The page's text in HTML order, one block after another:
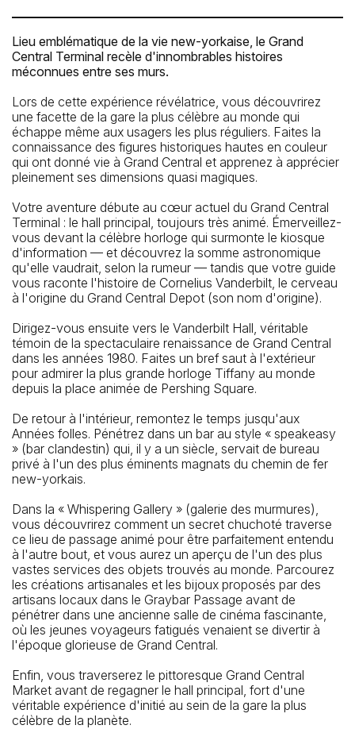
La station de métro la plus proche
Grand Central-42 St
L'arrêt de bus le plus proche
E 42 St/Park Av
Lieu emblématique de la vie new-yorkaise, le Grand
Central Terminal recèle d'innombrables histoires
méconnues entre ses murs.
Lors de cette expérience révélatrice, vous découvrirez
une facette de la gare la plus célèbre au monde qui
échappe même aux usagers les plus réguliers. Faites la
connaissance des figures historiques hautes en couleur
qui ont donné vie à Grand Central et apprenez à apprécier
pleinement ses dimensions quasi magiques.
Votre aventure débute au cœur actuel du Grand Central
Terminal : le hall principal, toujours très animé. Émerveillez-
vous devant la célèbre horloge qui surmonte le kiosque
d'information — et découvrez la somme astronomique
qu'elle vaudrait, selon la rumeur — tandis que votre guide
vous raconte l'histoire de Cornelius Vanderbilt, le cerveau
à l'origine du Grand Central Depot (son nom d'origine).
Dirigez-vous ensuite vers le Vanderbilt Hall, véritable
témoin de la spectaculaire renaissance de Grand Central
dans les années 1980. Faites un bref saut à l'extérieur
pour admirer la plus grande horloge Tiffany au monde
depuis la place animée de Pershing Square.
De retour à l'intérieur, remontez le temps jusqu'aux
Années folles. Pénétrez dans un bar au style « speakeasy
» (bar clandestin) qui, il y a un siècle, servait de bureau
privé à l'un des plus éminents magnats du chemin de fer
new-yorkais.
Dans la « Whispering Gallery » (galerie des murmures),
vous découvrirez comment un secret chuchoté traverse
ce lieu de passage animé pour être parfaitement entendu
à l'autre bout, et vous aurez un aperçu de l'un des plus
vastes services des objets trouvés au monde. Parcourez
les créations artisanales et les bijoux proposés par des
artisans locaux dans le Graybar Passage avant de
pénétrer dans une ancienne salle de cinéma fascinante,
où les jeunes voyageurs fatigués venaient se divertir à
l'époque glorieuse de Grand Central.
Enfin, vous traverserez le pittoresque Grand Central
Market avant de regagner le hall principal, fort d'une
véritable expérience d'initié au sein de la gare la plus
célèbre de la planète.